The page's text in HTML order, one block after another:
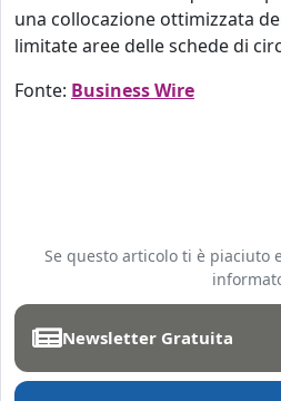
una collocazione ottimizzata
limitate aree delle schede di
Fonte: Business Wire
Se questo articolo ti è piaciuto
Newsletter Gratuita